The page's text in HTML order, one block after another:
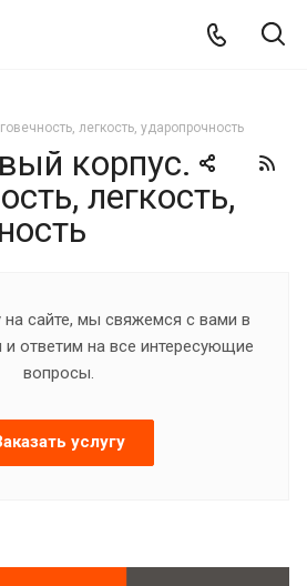
легкость, ударопрочность
корпус.
легкость,
сайте, мы свяжемся с вами в
ответим на все интересующие
вопросы.
услугу